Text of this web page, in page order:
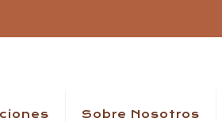
Sobre Nosotros